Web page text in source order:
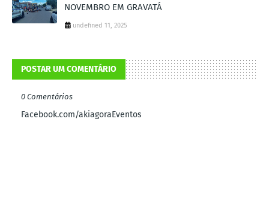
NOVEMBRO EM GRAVATÁ
undefined 11, 2025
POSTAR UM COMENTÁRIO
0 Comentários
Facebook.com/akiagoraEventos